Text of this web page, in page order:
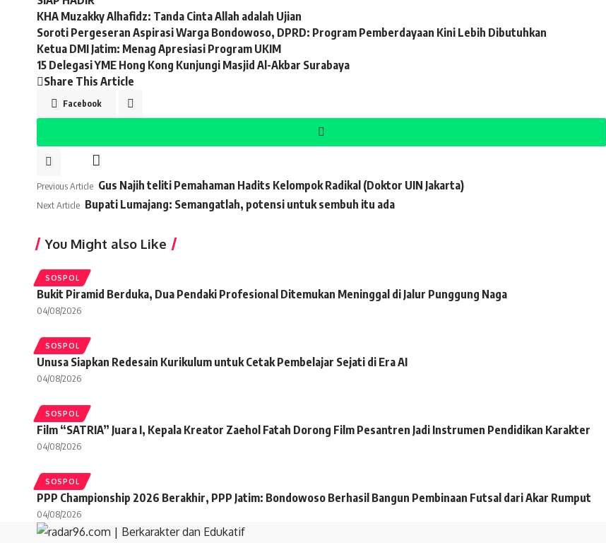
KHA Muzakky Alhafidz: Tanda Cinta Allah adalah Ujian
Soroti Pergeseran Aspirasi Warga Bondowoso, DPRD: Program Pemberdayaan Kini Lebih Dibutuhkan
Ketua DMI Jatim: Menag Apresiasi Program UKIM
15 Delegasi YME Hong Kong Kunjungi Masjid Al-Akbar Surabaya
Share This Article
Facebook
Previous Article Gus Najih teliti Pemahaman Hadits Kelompok Radikal (Doktor UIN Jakarta)
Next Article Bupati Lumajang: Semangatlah, potensi untuk sembuh itu ada
You Might also Like
SOSPOL
Bukit Piramid Berduka, Dua Pendaki Profesional Ditemukan Meninggal di Jalur Punggung Naga
04/08/2026
SOSPOL
Unusa Siapkan Redesain Kurikulum untuk Cetak Pembelajar Sejati di Era AI
04/08/2026
SOSPOL
Film “SATRIA” Juara I, Kepala Kreator Zaehol Fatah Dorong Film Pesantren Jadi Instrumen Pendidikan Karakter
04/08/2026
SOSPOL
PPP Championship 2026 Berakhir, PPP Jatim: Bondowoso Berhasil Bangun Pembinaan Futsal dari Akar Rumput
04/08/2026